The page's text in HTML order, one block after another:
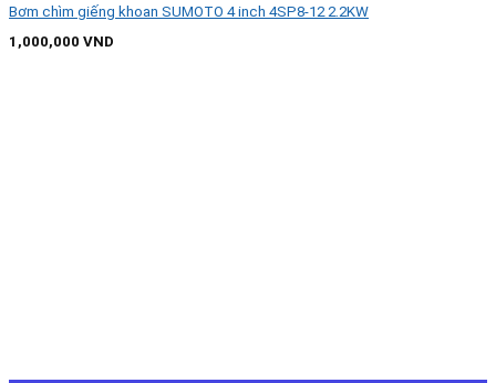
Bơm chìm giếng khoan SUMOTO 4 inch 4SP8-12 2.2KW
1,000,000 VND